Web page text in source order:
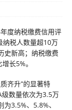
度纳税缴费信用评
纳税人数量超10万
史新高；纳税缴费
长5%。
齐升”的显著特
数量依次为3.5万
3.5%、5.8%、